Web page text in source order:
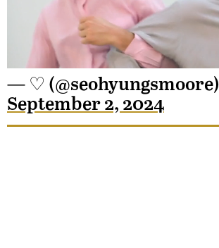
— ♡ (@seohyungsmoore)
September 2, 2024